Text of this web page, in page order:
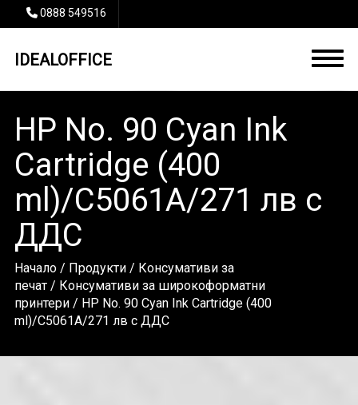
0888 549516
IDEALOFFICE
HP No. 90 Cyan Ink
Cartridge (400
ml)/C5061A/271 лв с
ДДС
Начало/ Продукти/ Консумативи за
печат/ Консумативи за широкоформатни
принтери/ HP No. 90 Cyan Ink Cartridge (400
ml)/C5061A/271 лв с ДДС